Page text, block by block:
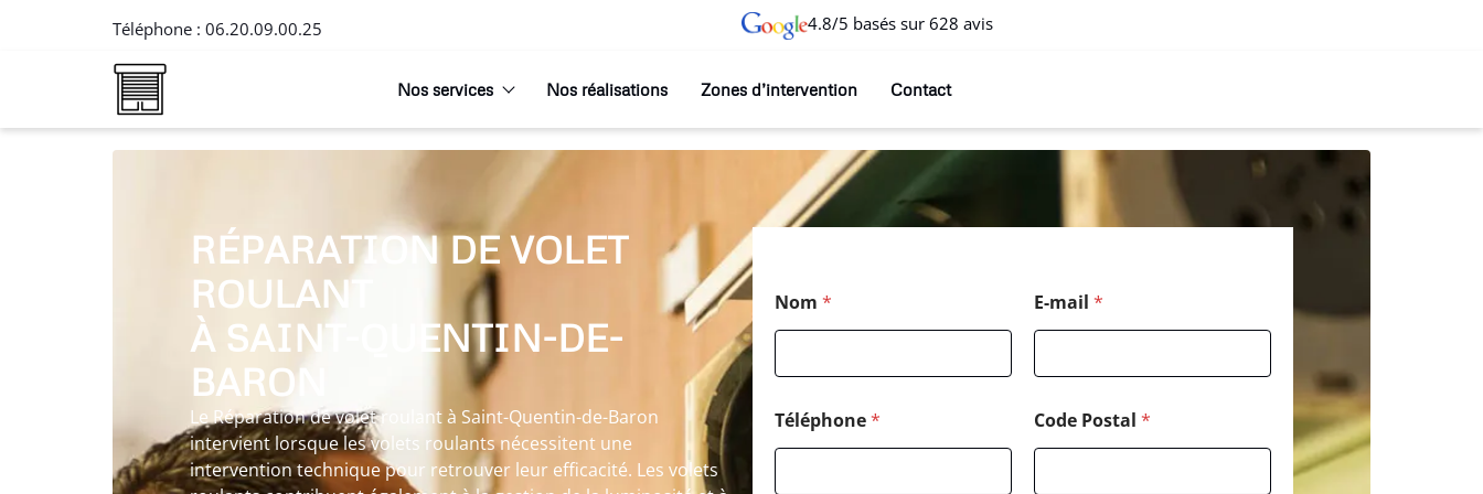
Téléphone : 06.20.09.00.25 4.8/5 basés sur 628 avis
Nos services Nos réalisations Zones d’intervention Contact
RÉPARATION DE VOLET
ROULANT
À SAINT-QUENTIN-DE-
BARON
Le Réparation de volet roulant à Saint-Quentin-de-Baron
intervient lorsque les volets roulants nécessitent une
intervention technique pour retrouver leur efficacité. Les volets
e
s
a
e
*
N
Nom * E-mail *
Téléphone* Code Postal *